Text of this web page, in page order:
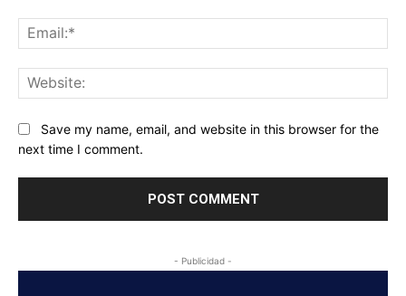
Save my name, email, and website in this browser for the
next time I comment.
- Publicidad -